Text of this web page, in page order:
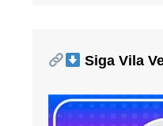
Siga Vila